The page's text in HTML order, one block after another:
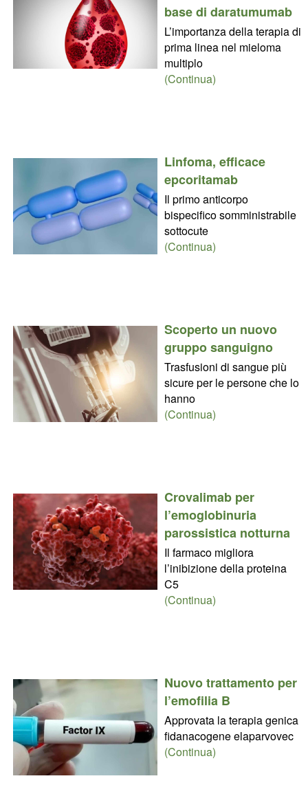
base di daratumumab
L’importanza della terapia di
prima linea nel mieloma
multiplo
(Continua)
Linfoma, efficace
epcoritamab
Il primo anticorpo
bispecifico somministrabile
sottocute
(Continua)
Scoperto un nuovo
gruppo sanguigno
Trasfusioni di sangue più
sicure per le persone che lo
hanno
(Continua)
Crovalimab per
l’emoglobinuria
parossistica notturna
Il farmaco migliora
l’inibizione della proteina
C5
(Continua)
Nuovo trattamento per
l’emofilia B
Approvata la terapia genica
fidanacogene elaparvovec
(Continua)